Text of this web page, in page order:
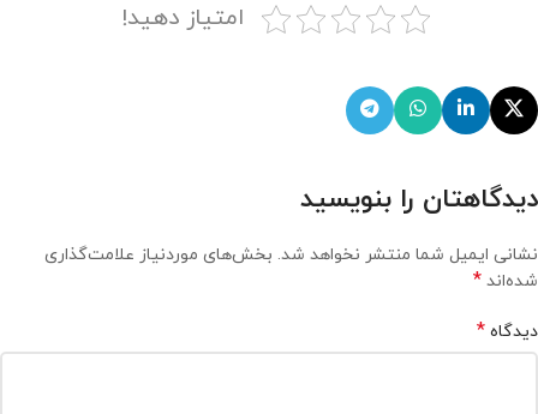
امتیاز دهید!
دیدگاهتان را بنویسید
نشانی ایمیل شما منتشر نخواهد شد. بخش‌های موردنیاز علامت‌گذاری
شده‌اند *
دیدگاه *